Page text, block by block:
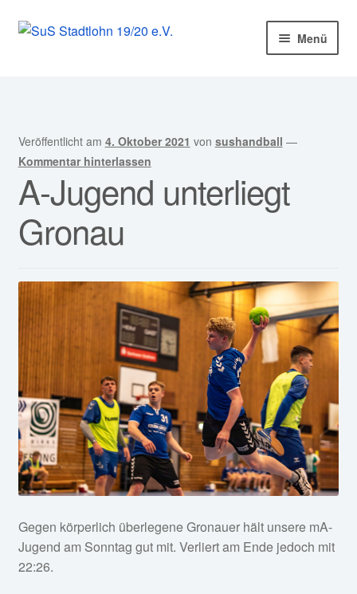
Zur
Zum
Menü
Unser Verein
Abteilungen
Kurse
Sponsoren
Service
öffnen
Fan-Shop
Veröffentlicht am 4. Oktober 2021 von sushandball —
Kommentar hinterlassen
A-Jugend unterliegt
Gronau
Gegen körperlich überlegene Gronauer hält unsere mA-
Jugend am Sonntag gut mit. Verliert am Ende jedoch mit
22:26.